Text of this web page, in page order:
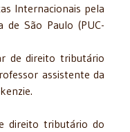
Internacionais pela
de São Paulo (PUC-
de direito tributário
assistente da
direito tributário do